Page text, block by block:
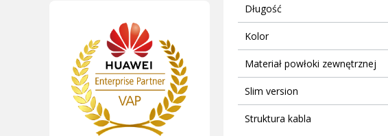
Długość
Kolor
Materiał powłoki zewnętrznej
Slim version
Struktura kabla